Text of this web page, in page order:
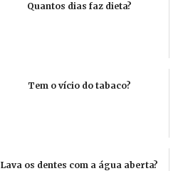
Quantos dias faz dieta?
Tem o vício do tabaco?
Lava os dentes com a água aberta?